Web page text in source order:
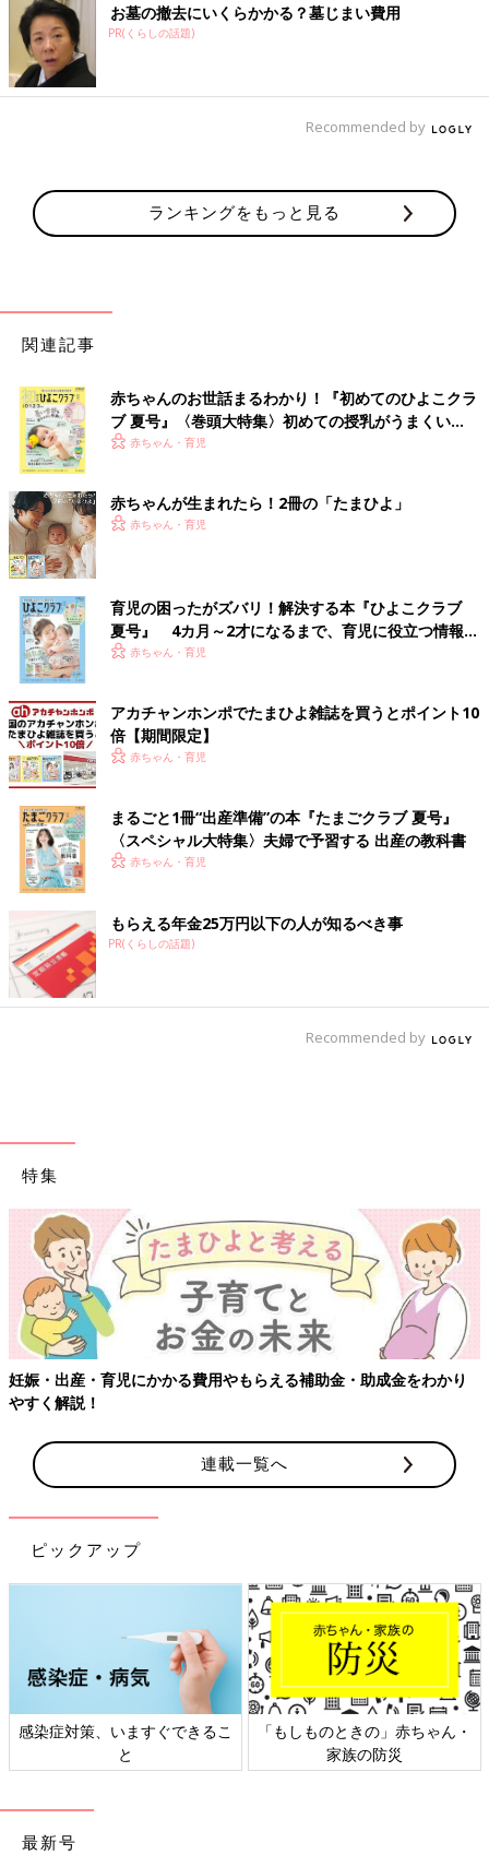
お墓の撤去にいくらかかる？墓じまい費用
PR(くらしの話題)
Recommended by
ランキングをもっと見る
関連記事
赤ちゃんのお世話まるわかり！『初めてのひよこクラ
ブ 夏号』〈巻頭大特集〉初めての授乳がうまくい
く！ おっぱい・ミルクの基本と夏のトラブル 解決テ
赤ちゃん・育児
赤ちゃんが生まれたら！2冊の「たまひよ」
赤ちゃん・育児
育児の困ったがズバリ！解決する本『ひよこクラブ
夏号』 4カ月～2才になるまで、育児に役立つ情報が
いっぱい！
赤ちゃん・育児
アカチャンホンポでたまひよ雑誌を買うとポイント10
倍【期間限定】
赤ちゃん・育児
まるごと1冊“出産準備”の本『たまごクラブ 夏号』
〈スペシャル大特集〉夫婦で予習する 出産の教科書
赤ちゃん・育児
もらえる年金25万円以下の人が知るべき事
PR(くらしの話題)
Recommended by
特集
妊娠・出産・育児にかかる費用やもらえる補助金・助成金をわかり
やすく解説！
連載一覧へ
ピックアップ
感染症対策、いますぐできるこ
と
「もしものときの」赤ちゃん・
家族の防災
最新号